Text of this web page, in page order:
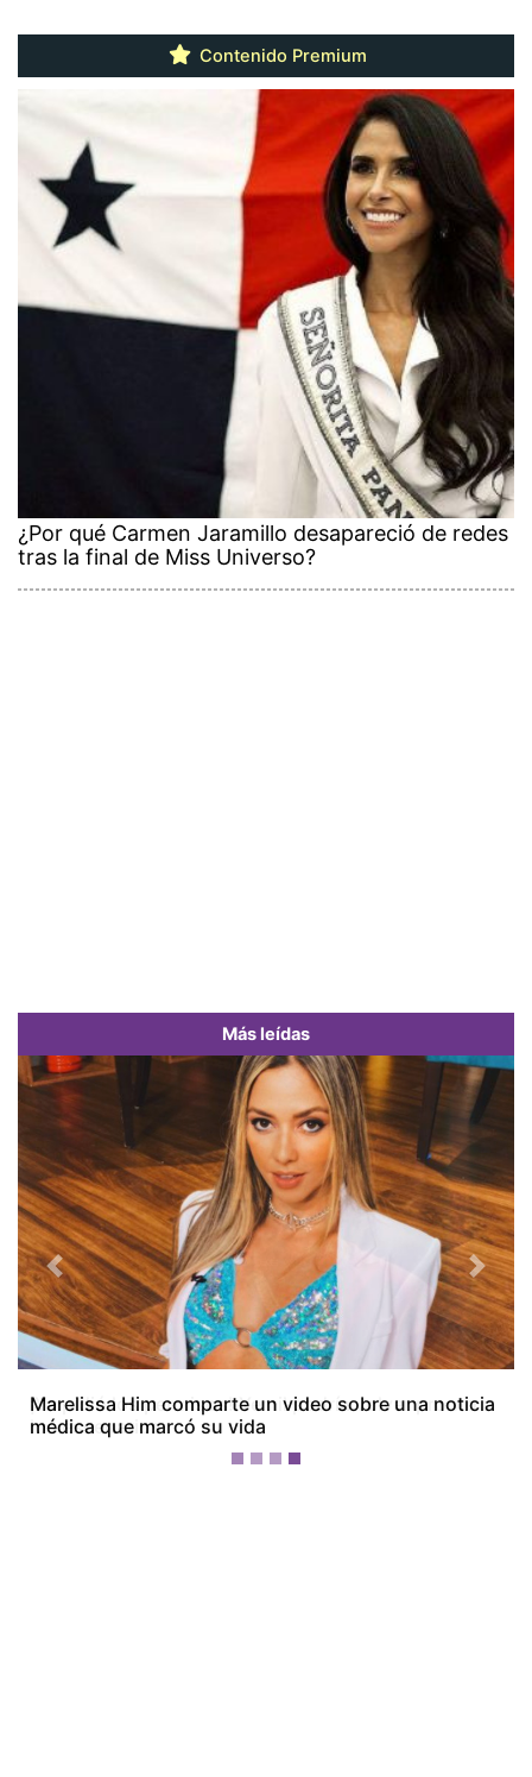
Contenido Premium
¿Por qué Carmen Jaramillo desapareció de redes
tras la final de Miss Universo?
Más leídas
¡Ya pidió los permisos! Yemil podría volver pronto a
los escenarios
Previous Next